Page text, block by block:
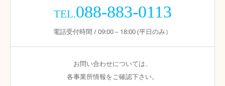
TEL.088-883-0113
電話受付時間 / 09:00 – 18:00 (平日のみ）
お問い合わせについては、
各事業所情報をご確認下さい。